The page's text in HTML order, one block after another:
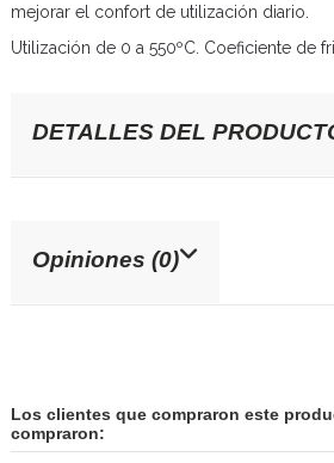
mejorar el confort de utilización diario.
Utilización de 0 a 550ºC. Coeficiente de
DETALLES DEL
Opiniones (0)
Los clientes que compraron este
compraron: